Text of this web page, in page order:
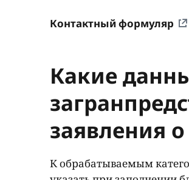
Контактный формуляр
Какие
заявления
К обрабатываемым